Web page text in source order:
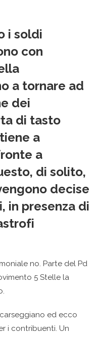
i soldi
con
a tornare ad
dei
di tasto
a
a
di solito,
decise
in presenza di
no. Parte del Pd
5 Stelle la
ed ecco
i contribuenti. Un